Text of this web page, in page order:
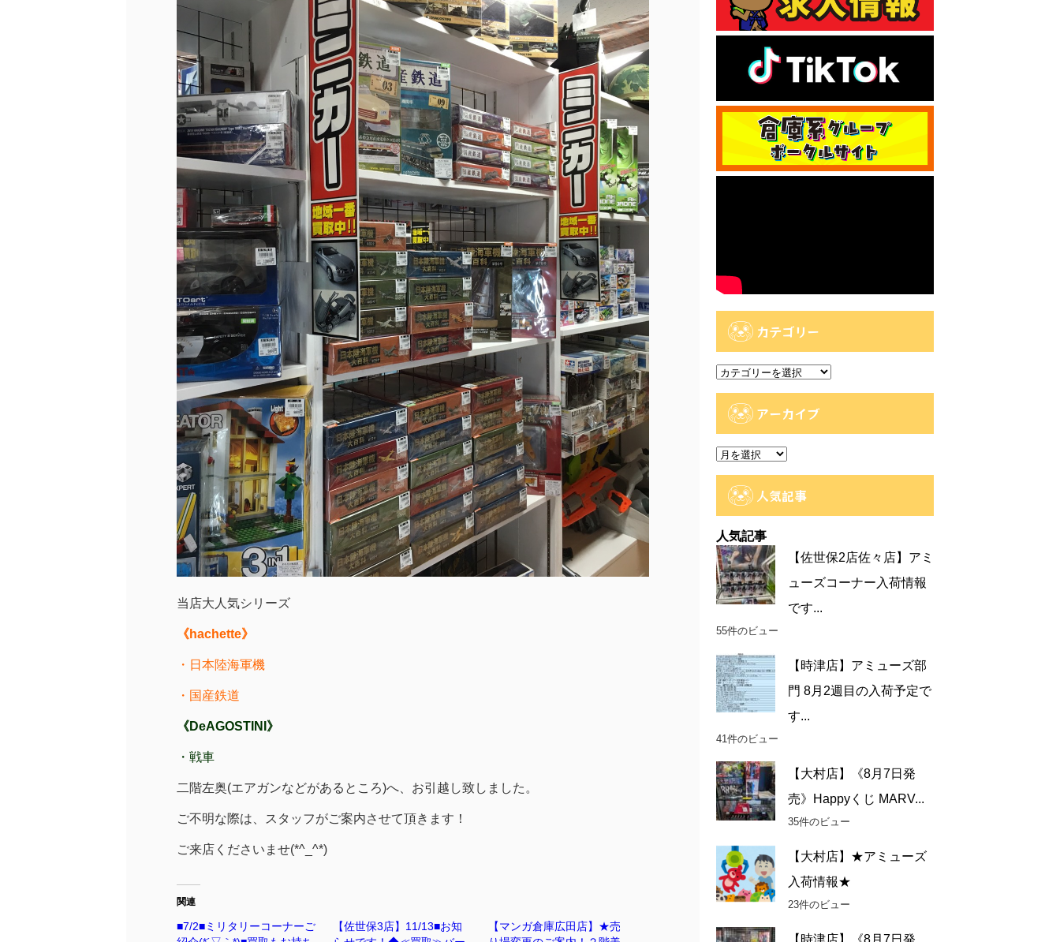
当店大人気シリーズ
《hachette》
・日本陸海軍機
・国産鉄道
《DeAGOSTINI》
・戦車
二階左奥(エアガンなどがあるところ)へ、お引越し致しました。
ご不明な際は、スタッフがご案内させて頂きます！
ご来店くださいませ(*^_^*)
関連
■7/2■ミリタリーコーナーご
【佐世保3店】11/13■お知
【マンガ倉庫広田店】★売
カテゴリー
カ
アーカイブ
ア
人気記事
人気記事
【佐世保2店佐々店】アミ
ューズコーナー入荷情報
です...
55件のビュー
【時津店】アミューズ部
門 8月2週目の入荷予定で
す...
41件のビュー
【大村店】《8月7日発
売》Happyくじ MARV...
35件のビュー
【大村店】★アミューズ
入荷情報★
23件のビュー